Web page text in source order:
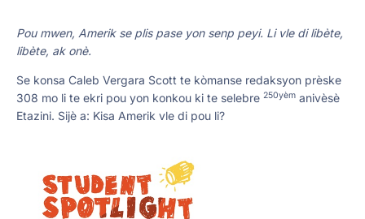
Pou mwen, Amerik se plis pase yon senp peyi. Li vle di libète,
libète, ak onè.
Se konsa Caleb Vergara Scott te kòmanse redaksyon prèske
308 mo li te ekri pou yon konkou ki te selebre 250yèm anivèsè
Etazini. Sijè a: Kisa Amerik vle di pou li?